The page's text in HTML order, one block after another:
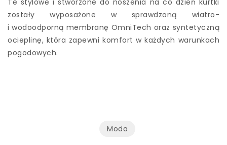
zostały wyposażone w sprawdzoną wiatro-
i wodoodporną membranę OmniTech oraz syntetyczną
ocieplinę, która zapewni komfort w każdych warunkach
pogodowych.
Moda